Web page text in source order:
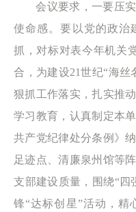
会议要求，一要压
使命感。要以党的政治
抓，对标对表今年机关
合，为建设21世纪“海丝
狠抓工作落实，扎实推
学习教育，认真制定本
共产党纪律处分条例》
足迹点、清廉泉州馆等
支部建设质量，围绕“四
锋“达标创星”活动，精